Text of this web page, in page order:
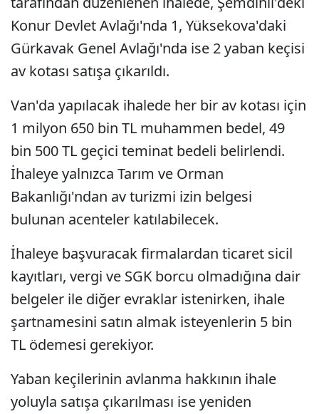
Konur Devlet Avlağı'nda 1, Yüksekova'daki
Gürkavak Genel Avlağı'nda ise 2 yaban keçisi
av kotası satışa çıkarıldı.
Van'da yapılacak ihalede her bir av kotası için
1 milyon 650 bin TL muhammen bedel, 49
bin 500 TL geçici teminat bedeli belirlendi.
İhaleye yalnızca Tarım ve Orman
Bakanlığı'ndan av turizmi izin belgesi
bulunan acenteler katılabilecek.
İhaleye başvuracak firmalardan ticaret sicil
kayıtları, vergi ve SGK borcu olmadığına dair
belgeler ile diğer evraklar istenirken, ihale
şartnamesini satın almak isteyenlerin 5 bin
TL ödemesi gerekiyor.
Yaban keçilerinin avlanma hakkının ihale
yoluyla satışa çıkarılması ise yeniden